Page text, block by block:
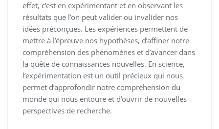
effet, c’est en expérimentant et en observant les
résultats que l’on peut valider ou invalider nos
idées préconçues. Les expériences permettent de
mettre à l’épreuve nos hypothèses, d’affiner notre
compréhension des phénomènes et d’avancer dans
la quête de connaissances nouvelles. En science,
l’expérimentation est un outil précieux qui nous
permet d’approfondir notre compréhension du
monde qui nous entoure et d’ouvrir de nouvelles
perspectives de recherche.